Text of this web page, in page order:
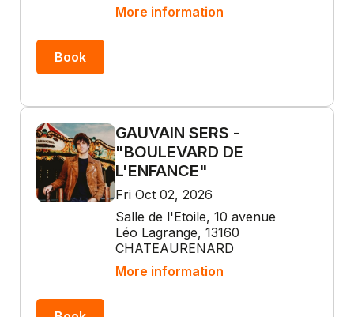
More information
Book
GAUVAIN SERS -
"BOULEVARD DE
L'ENFANCE"
Fri Oct 02, 2026
Salle de l'Etoile, 10 avenue
Léo Lagrange, 13160
CHATEAURENARD
More information